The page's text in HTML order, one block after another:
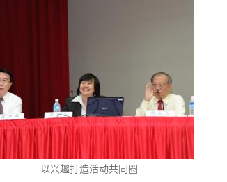
以兴趣打造活动共同圈